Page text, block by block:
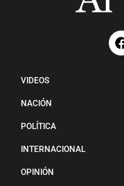
VIDEOS
NACIÓN
POLÍTICA
INTERNACIONAL
OPINIÓN